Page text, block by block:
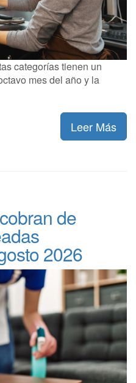
categorías tienen un
mes del año y la
Leer Más
de
2026